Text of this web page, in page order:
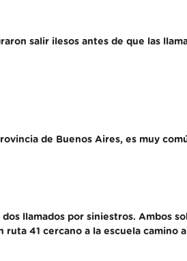
salir ilesos antes de que las
de Buenos Aires, es muy
llamados por siniestros. Ambos
41 cercano a la escuela camino